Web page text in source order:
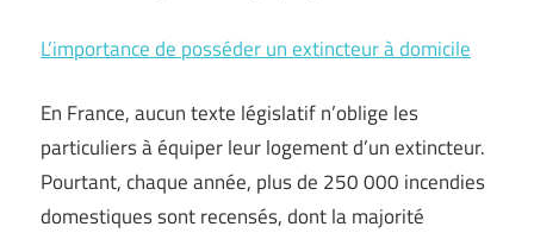
L’importance de posséder un extincteur à domicile
En France, aucun texte législatif n’oblige les
particuliers à équiper leur logement d’un extincteur.
Pourtant, chaque année, plus de 250 000 incendies
domestiques sont recensés, dont la majorité